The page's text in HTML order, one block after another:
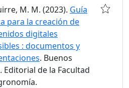
M. M. (2023). Guía
para la creación de
digitales
: documentos y
. Buenos
Editorial de la Facultad